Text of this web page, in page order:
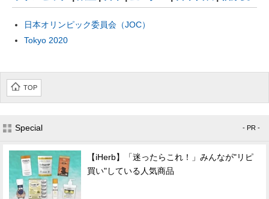
日本オリンピック委員会（JOC）
Tokyo 2020
TOP
Special - PR -
【iHerb】「迷ったらこれ！」みんなが"リピ
買い"している人気商品